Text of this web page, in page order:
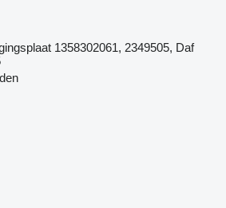
1358302061, 2349505, Daf